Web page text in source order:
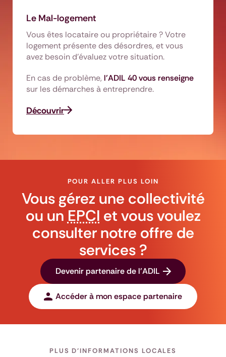
Le Mal-logement
Vous êtes locataire ou propriétaire ? Votre
logement présente des désordres, et vous
avez besoin d'évaluez votre situation.
En cas de problème, l'ADIL 40 vous renseigne
sur les démarches à entreprendre.
Découvrir
Vous gérez une collectivité
ou un EPCI et vous voulez
consulter notre offre de
services ?
POUR ALLER PLUS LOIN
Devenir partenaire de l'ADIL
Accéder à mon espace partenaire
PLUS D'INFORMATIONS LOCALES